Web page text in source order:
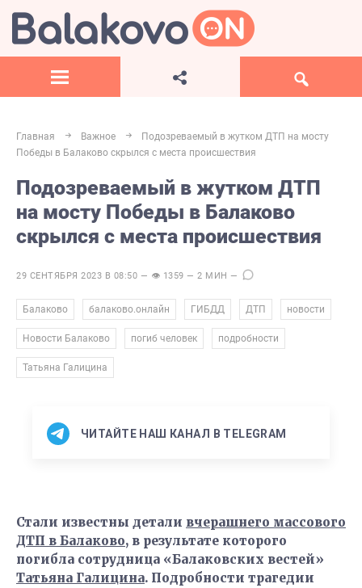
Главная Важное
Подозреваемый в жутком ДТП на мосту
Победы в Балаково скрылся с места происшествия
Подозреваемый в жутком ДТП
на мосту Победы в Балаково
скрылся с места происшествия
29 СЕНТЯБРЯ 2023 В 08:50 — 👁 1359 — 2 МИН —
Балаково балаково.онлайн ГИБДД ДТП новости
Новости Балаково погиб человек подробности
Татьяна Галицина
ЧИТАЙТЕ НАШ КАНАЛ В TELEGRAM
Стали известны детали вчерашнего массового
ДТП в Балаково, в результате которого
погибла сотрудница «Балаковских вестей»
Татьяна Галицина. Подробности трагедии